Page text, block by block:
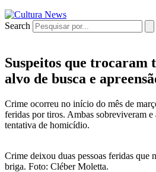
Search
Suspeitos que trocaram
alvo de busca e
Crime ocorreu no início do mês de
feridas por tiros. Ambas sobreviveram
tentativa de homicídio.
Crime deixou duas pessoas feridas que
briga. Foto: Cléber Moletta.